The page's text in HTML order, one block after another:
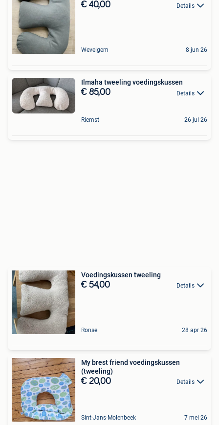
€ 40,00 Details
Wevelgem 8 jun 26
Ilmaha tweeling voedingskussen
€ 85,00 Details
Riemst 26 jul 26
Voedingskussen tweeling
€ 54,00 Details
Ronse 28 apr 26
My brest friend voedingskussen
(tweeling)
€ 20,00 Details
Sint-Jans-Molenbeek 7 mei 26